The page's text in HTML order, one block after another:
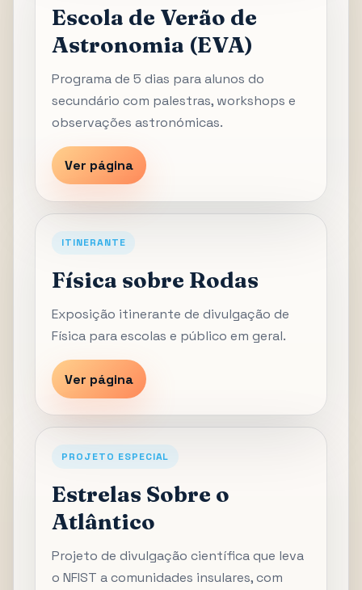
Escola de Verão de
Astronomia (EVA)
Programa de 5 dias para alunos do
secundário com palestras, workshops e
observações astronómicas.
Ver página
ITINERANTE
Física sobre Rodas
Exposição itinerante de divulgação de
Física para escolas e público em geral.
Ver página
PROJETO ESPECIAL
Estrelas Sobre o
Atlântico
Projeto de divulgação científica que leva
o NFIST a comunidades insulares, com